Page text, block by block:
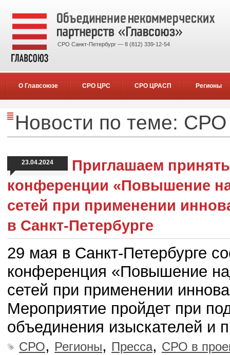
СРО Санкт-Петербург — 8 (812) 339-12-54
О Главсоюзе СРО ЦРС СРО ЦРАСП Регионы
Новости по теме: СРО
23.04.2024
Приглашаем
конференции «Повышение
сетей при применении
в Санкт-Петербурге
29 мая в Санкт-Петербурге
конференция «Повышение
сетей при применении
Мероприятие пройдет при
объединения изыскателей
СРО, Регионы, Пресса, СРО в